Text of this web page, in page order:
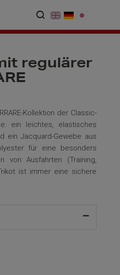
regulärer
Kollektion der Classic-
ein leichtes, elastisches
ein Jacquard-Gewebe aus
für eine besonders
von Ausfahrten (Training,
ist immer eine sichere